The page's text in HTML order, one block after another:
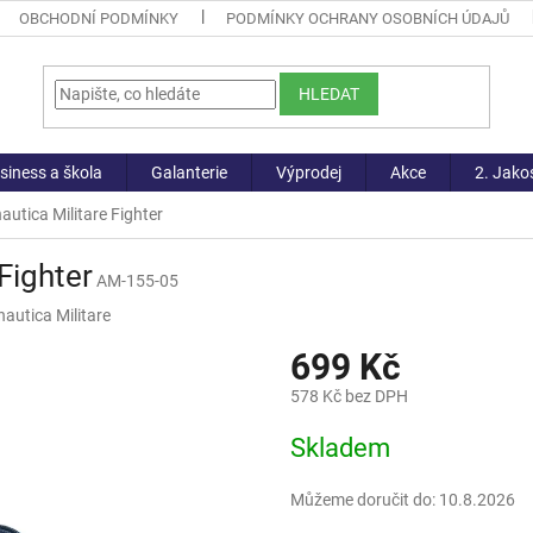
OBCHODNÍ PODMÍNKY PODMÍNKY OCHRANY OSOBNÍCH ÚDAJŮ
HLEDAT
a škola Galanterie Výprodej Akce 2.
Militare Fighter
AM-155-05
Militare
699 Kč
578 Kč bez DPH
cena:
Skladem
Můžeme doručit do: 10.8.2026